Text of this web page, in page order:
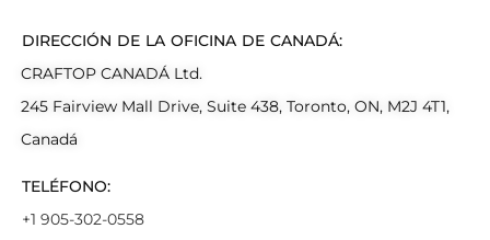
DIRECCIÓN DE LA OFICINA DE CANADÁ:
CRAFTOP CANADÁ Ltd.
245 Fairview Mall Drive, Suite 438, Toronto, ON, M2J 4T1,
Canadá
TELÉFONO:
+1 905-302-0558